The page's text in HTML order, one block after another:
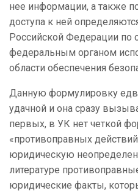
нее информации, а также
доступа к ней
Российской Федерации по
федеральным органом
области обеспечения
Данную формулировку
удачной и она сразу
первых, в УК нет четкой
«противоправных
юридическую
литературе
юридические факты,